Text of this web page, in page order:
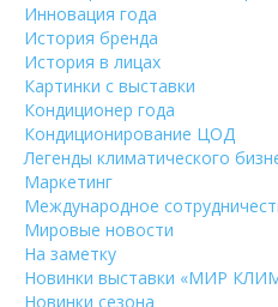
Инновация года
История бренда
История в лицах
Картинки с выставки
Кондиционер года
Кондиционирование ЦОД
Легенды климатического
Маркетинг
Международное
Мировые новости
На заметку
Новинки выставки «МИР
Новинки сезона